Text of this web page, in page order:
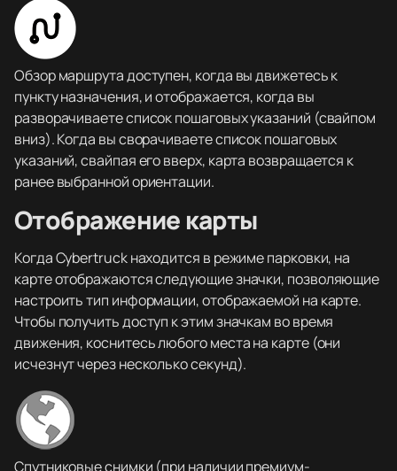
Обзор маршрута доступен, когда вы движетесь к
пункту назначения, и отображается, когда вы
разворачиваете список пошаговых указаний (свайпом
вниз). Когда вы сворачиваете список пошаговых
указаний, свайпая его вверх, карта возвращается к
ранее выбранной ориентации.
Отображение карты
Когда Cybertruck находится в режиме парковки, на
карте отображаются следующие значки, позволяющие
настроить тип информации, отображаемой на карте.
Чтобы получить доступ к этим значкам во время
движения, коснитесь любого места на карте (они
исчезнут через несколько секунд).
Спутниковые снимки (при наличии премиум-